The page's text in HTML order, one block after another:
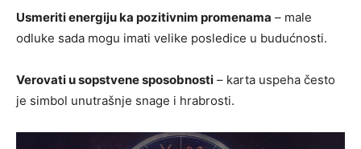
Usmeriti energiju ka pozitivnim promenama – male
odluke sada mogu imati velike posledice u budućnosti.
Verovati u sopstvene sposobnosti – karta uspeha često
je simbol unutrašnje snage i hrabrosti.